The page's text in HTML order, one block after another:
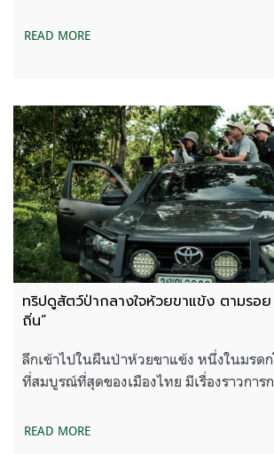
READ MORE
ทริปดูสัตว์ป่ากลางใจห้วยขาแข้ง ตามรอ
ถิ่น”
ลึกเข้าไปในผืนป่าห้วยขาแข้ง หนึ่งในมรด
ที่สมบูรณ์ที่สุดของเมืองไทย มีเรื่องราวการ
READ MORE